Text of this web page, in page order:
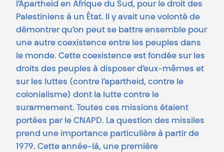
l’Apartheid en Afrique du Sud, pour le droit des
Palestiniens à un État. Il y avait une volonté de
démontrer qu’on peut se battre ensemble pour
une autre coexistence entre les peuples dans
le monde. Cette coexistence est fondée sur les
droits des peuples à disposer d’eux-mêmes et
sur les luttes (contre l’apartheid, contre le
colonialisme) dont la lutte contre le
surarmement. Toutes ces missions étaient
portées par le CNAPD. La question des missiles
prend une importance particulière à partir de
1979. Cette année-là, une première